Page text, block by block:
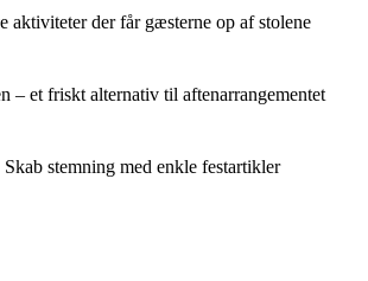
aktiviteter der får gæsterne op af stolene
– et friskt alternativ til aftenarrangementet
stemning med enkle festartikler